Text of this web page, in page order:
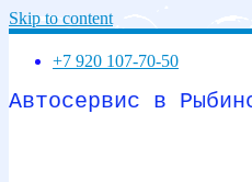
Skip to content
+7 920 107-70-50
Автосервис в